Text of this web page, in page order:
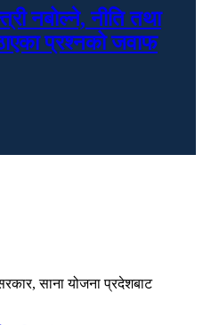
नबोल्ने, नीति तथा
प्रश्नको जवाफ